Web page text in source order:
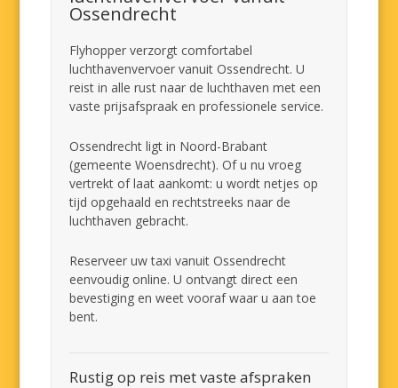
Ossendrecht
Flyhopper verzorgt comfortabel
luchthavenvervoer vanuit Ossendrecht. U
reist in alle rust naar de luchthaven met een
vaste prijsafspraak en professionele service.
Ossendrecht ligt in Noord-Brabant
(gemeente Woensdrecht). Of u nu vroeg
vertrekt of laat aankomt: u wordt netjes op
tijd opgehaald en rechtstreeks naar de
luchthaven gebracht.
Reserveer uw taxi vanuit Ossendrecht
eenvoudig online. U ontvangt direct een
bevestiging en weet vooraf waar u aan toe
bent.
Rustig op reis met vaste afspraken